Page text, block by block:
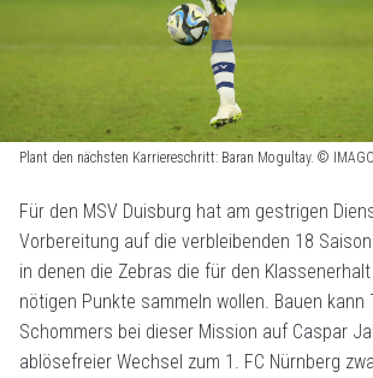
Plant den nächsten Karriereschritt: Baran Mogultay. ©
Für den MSV Duisburg hat am gestrigen
Vorbereitung auf die verbleibenden 18
in denen die Zebras die für den
nötigen Punkte sammeln wollen. Bauen kann
Schommers bei dieser Mission auf Caspar
ablösefreier Wechsel zum 1. FC Nürnberg